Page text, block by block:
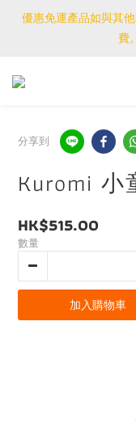
優惠免運產品如與其
費
優惠免運產品如與其
費
<公告>感謝支持！我
優惠免運產品如與其
分享到
Kuromi 小
HK$515.00
數量
加入購物車